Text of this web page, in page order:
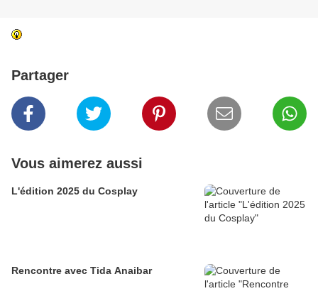
Partager
Vous aimerez aussi
L'édition 2025 du Cosplay
Rencontre avec Tida Anaibar